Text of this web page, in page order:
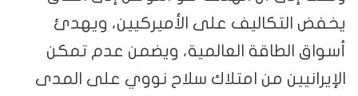
يخفض التكاليف على الأميركيين، ويهدئ
أسواق الطاقة العالمية، ويضمن عدم تمكن
الإيرانيين من امتلاك سلاح نووي على المدى